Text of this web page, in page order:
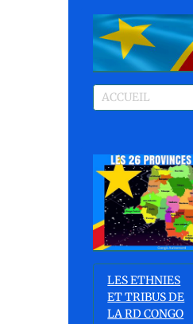
LES ETHNIES
ET TRIBUS DE
LA RD CONGO